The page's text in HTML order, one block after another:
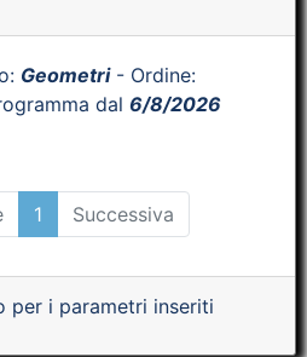
Geometri- Ordine:
dal 6/8/2026
1 Successiva
per i parametri inseriti